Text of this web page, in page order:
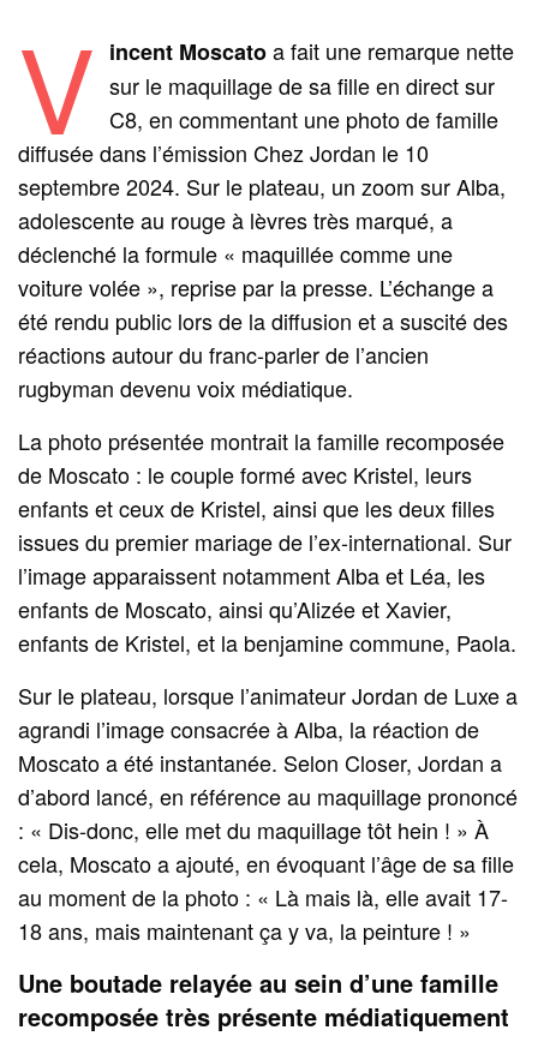
V incent Moscatoa fait une remarque nette
sur le maquillage de sa fille en direct sur
C8, en commentant une photo de famille
diffusée dans l’émission Chez Jordan le 10
septembre 2024. Sur le plateau, un zoom sur Alba,
adolescente au rouge à lèvres très marqué, a
déclenché la formule « maquillée comme une
voiture volée », reprise par la presse. L’échange a
été rendu public lors de la diffusion et a suscité des
réactions autour du franc-parler de l’ancien
rugbyman devenu voix médiatique.
La photo présentée montrait la famille recomposée
de Moscato : le couple formé avec Kristel, leurs
enfants et ceux de Kristel, ainsi que les deux filles
issues du premier mariage de l’ex-international. Sur
l’image apparaissent notamment Alba et Léa, les
enfants de Moscato, ainsi qu’Alizée et Xavier,
enfants de Kristel, et la benjamine commune, Paola.
Sur le plateau, lorsque l’animateur Jordan de Luxe a
agrandi l’image consacrée à Alba, la réaction de
Moscato a été instantanée. Selon Closer, Jordan a
d’abord lancé, en référence au maquillage prononcé
: « Dis-donc, elle met du maquillage tôt hein ! » À
cela, Moscato a ajouté, en évoquant l’âge de sa fille
au moment de la photo : « Là mais là, elle avait 17-
18 ans, mais maintenant ça y va, la peinture ! »
Une boutade relayée au sein d’une famille
recomposée très présente médiatiquement